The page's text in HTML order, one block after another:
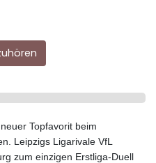
Topfavorit beim
Leipzigs Ligarivale VfL
zum einzigen Erstliga-Duell